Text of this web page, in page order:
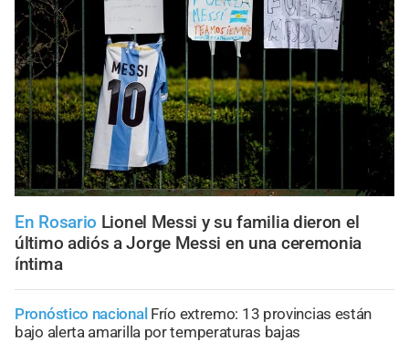
En Rosario Lionel Messi y su familia dieron el
último adiós a Jorge Messi en una ceremonia
íntima
Pronóstico nacional Frío extremo: 13 provincias están
bajo alerta amarilla por temperaturas bajas